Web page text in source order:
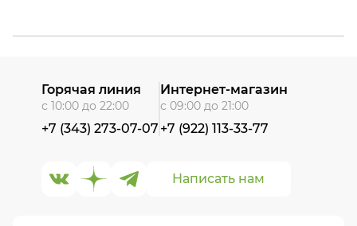
Написать нам
Горячая линия
с 10:00 до 22:00
+7 (343) 273-07-07
Интернет-магазин
с 09:00 до 21:00
+7 (922) 113-33-77